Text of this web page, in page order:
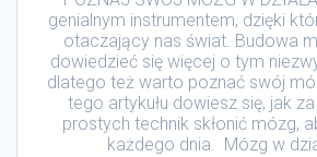
genialnym instrumentem, dzięki
otaczający nas świat. Budowa
dowiedzieć się więcej o tym
dlatego też warto poznać swój
tego artykułu dowiesz się, jak
prostych technik skłonić mózg,
każdego dnia. Mózg w